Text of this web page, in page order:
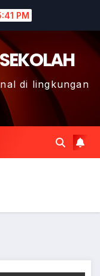
PM
di lingkungan